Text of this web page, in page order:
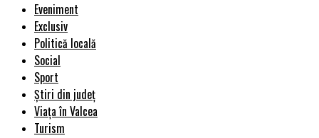
Eveniment
Exclusiv
Politică locală
Social
Sport
Știri din județ
Viața în Valcea
Turism